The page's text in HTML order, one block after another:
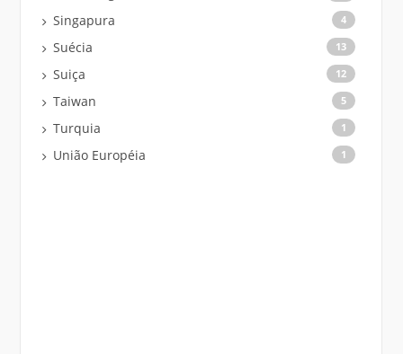
Singapura 4
Suécia 13
Suiça 12
Taiwan 5
Turquia 1
União Européia 1